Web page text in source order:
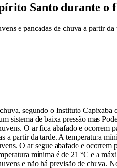
Santo durante o
e pancadas de chuva a partir
segundo o Instituto
sistema de baixa pressão mas
O ar fica abafado e ocorrem
a partir da tarde. A temperatura
O ar segue abafado e ocorrem
mínima é de 21 °C e a
e não há previsão de chuva.